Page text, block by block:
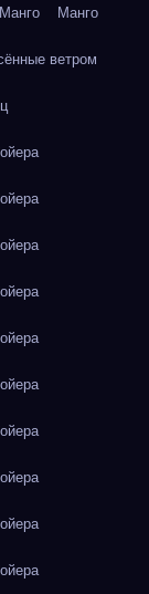
Манго Манго
ветром